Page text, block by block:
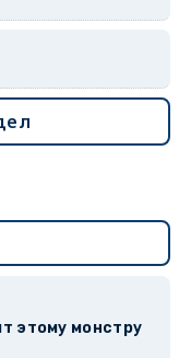
этому монстру